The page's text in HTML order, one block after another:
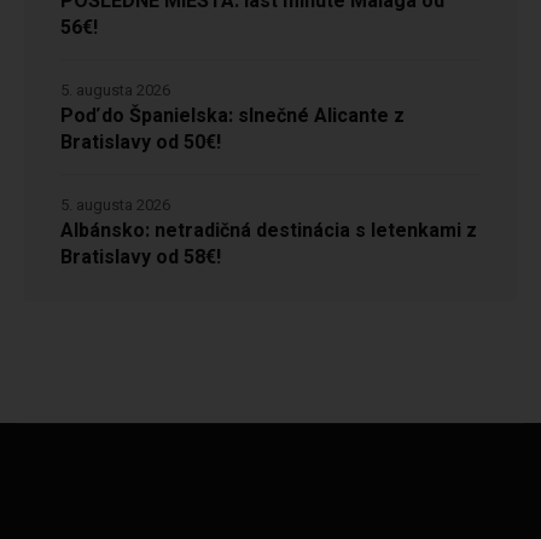
56€!
Poď do Španielska: slnečné Alicante z
Bratislavy od 50€!
5. augusta 2026
Albánsko: netradičná destinácia s letenkami z
Bratislavy od 58€!
5. augusta 2026